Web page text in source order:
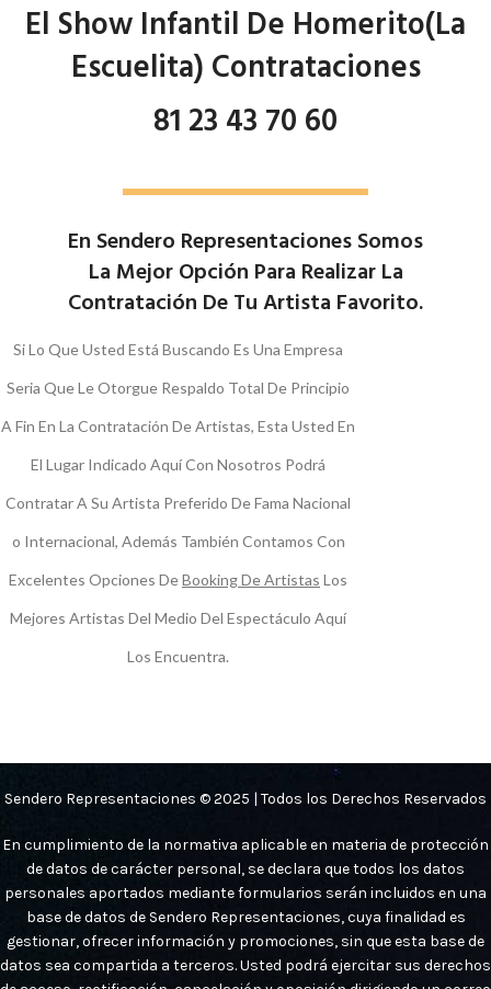
El Show Infantil De Homerito(La
Escuelita) Contrataciones
81 23 43 70 60
En Sendero Representaciones Somos
La Mejor Opción Para Realizar La
Contratación De Tu Artista Favorito.
Si Lo Que Usted Está Buscando Es Una Empresa
Seria Que Le Otorgue Respaldo Total De Principio
A Fin En La Contratación De Artistas, Esta Usted En
El Lugar Indicado Aquí Con Nosotros Podrá
Contratar A Su Artista Preferido De Fama Nacional
o Internacional, Además También Contamos Con
Excelentes Opciones DeBooking De Artistas Los
Mejores Artistas Del Medio Del Espectáculo Aquí
Los Encuentra.
Sendero Representaciones © 2025 | Todos los Derechos Reservados
En cumplimiento de la normativa aplicable en materia de protección
de datos de carácter personal, se declara que todos los datos
personales aportados mediante formularios serán incluidos en una
base de datos de Sendero Representaciones, cuya finalidad es
gestionar, ofrecer información y promociones, sin que esta base de
datos sea compartida a terceros. Usted podrá ejercitar sus derechos